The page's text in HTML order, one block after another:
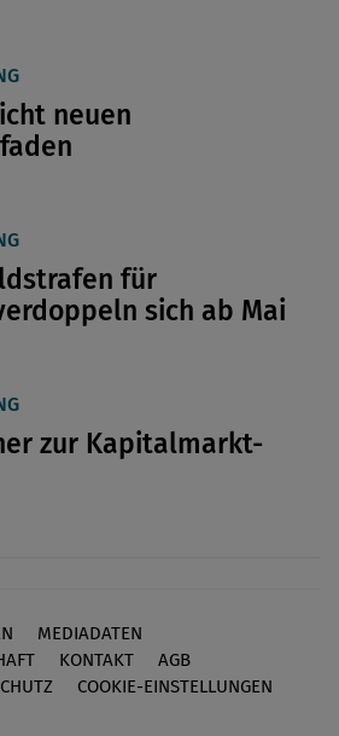
neuen
für
sich ab Mai
zur Kapitalmarkt-
MEDIADATEN
KONTAKT
AGB
COOKIE-EINSTELLUNGEN